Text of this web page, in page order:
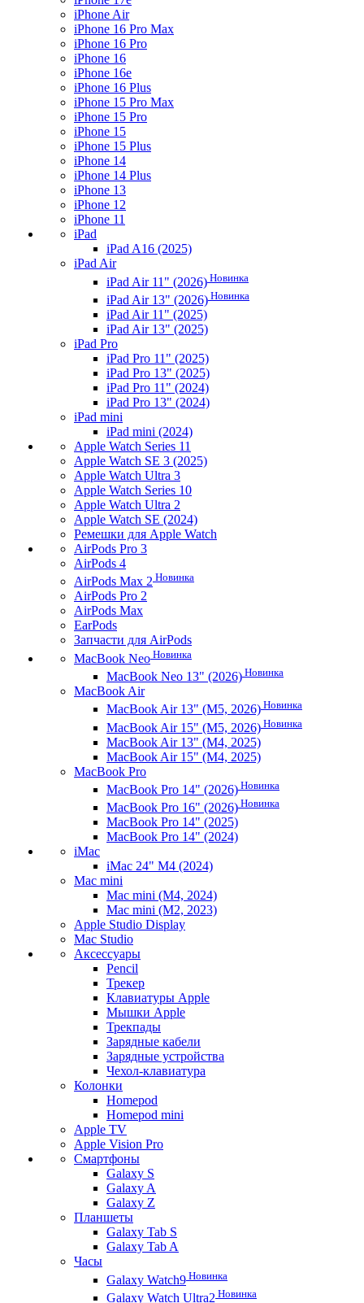
iPhone Air
iPhone 16 Pro Max
iPhone 16 Pro
iPhone 16
iPhone 16e
iPhone 16 Plus
iPhone 15 Pro Max
iPhone 15 Pro
iPhone 15
iPhone 15 Plus
iPhone 14
iPhone 14 Plus
iPhone 13
iPhone 12
iPhone 11
iPad
iPad A16 (2025)
iPad Air
iPad Air 11" (2026) Новинка
iPad Air 13" (2026) Новинка
iPad Air 11" (2025)
iPad Air 13" (2025)
iPad Pro
iPad Pro 11" (2025)
iPad Pro 13" (2025)
iPad Pro 11" (2024)
iPad Pro 13" (2024)
iPad mini
iPad mini (2024)
Apple Watch Series 11
Apple Watch SE 3 (2025)
Apple Watch Ultra 3
Apple Watch Series 10
Apple Watch Ultra 2
Apple Watch SE (2024)
Ремешки для Apple Watch
AirPods Pro 3
AirPods 4
AirPods Max 2 Новинка
AirPods Pro 2
AirPods Max
EarPods
Запчасти для AirPods
MacBook Neo Новинка
MacBook Neo 13" (2026) Новинка
MacBook Air
MacBook Air 13" (M5, 2026) Новинка
MacBook Air 15" (M5, 2026) Новинка
MacBook Air 13" (M4, 2025)
MacBook Air 15" (M4, 2025)
MacBook Pro
MacBook Pro 14" (2026) Новинка
MacBook Pro 16" (2026) Новинка
MacBook Pro 14" (2025)
MacBook Pro 14" (2024)
iMac
iMac 24" M4 (2024)
Mac mini
Mac mini (M4, 2024)
Mac mini (M2, 2023)
Apple Studio Display
Mac Studio
Аксессуары
Pencil
Трекер
Клавиатуры Apple
Мышки Apple
Трекпады
Зарядные кабели
Зарядные устройства
Чехол-клавиатура
Колонки
Homepod
Homepod mini
Apple TV
Apple Vision Pro
Смартфоны
Galaxy S
Galaxy A
Galaxy Z
Планшеты
Galaxy Tab S
Galaxy Tab A
Часы
Galaxy Watch9 Новинка
Galaxy Watch Ultra2 Новинка